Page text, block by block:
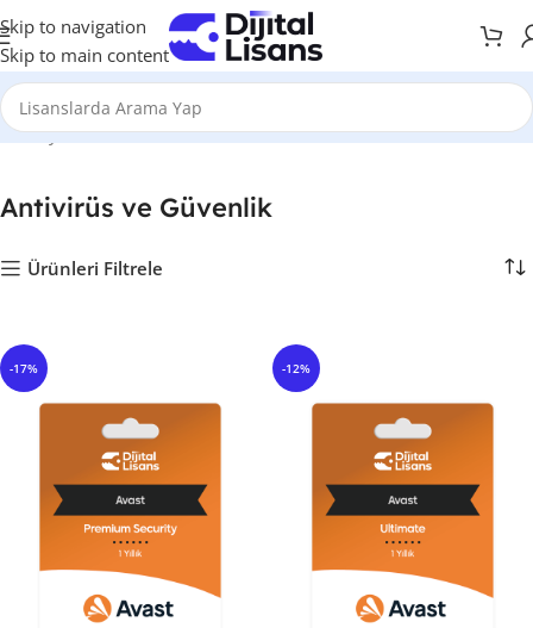
Skip to navigation
Skip to main content
Anasayfa Antivirüs ve Güvenlik
Antivirüs ve Güvenlik
Ürünleri Filtrele
-17% -12%